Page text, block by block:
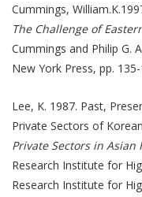
Cummings,
The Challenge of
Cummings and Philip G.
New York Press, pp.
Lee, K. 1987. Past,
Private Sectors of
Private Sectors in Asian
Research Institute for
Research Institute for